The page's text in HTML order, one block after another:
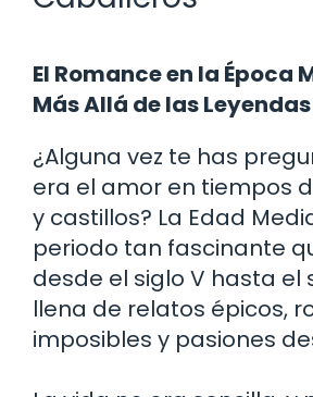
El Romance en la Época
Más Allá de las Leyendas
¿Alguna vez te has
era el amor en tiempos
y castillos? La Edad
periodo tan fascinante
desde el siglo V hasta el
llena de relatos épicos,
imposibles y pasiones